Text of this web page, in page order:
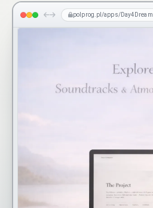
polprog.pl/apps/Day4Dream